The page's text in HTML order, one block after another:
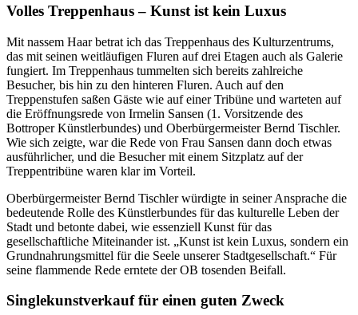
Volles Treppenhaus – Kunst ist kein Luxus
Mit nassem Haar betrat ich das Treppenhaus des Kulturzentrums,
das mit seinen weitläufigen Fluren auf drei Etagen auch als Galerie
fungiert. Im Treppenhaus tummelten sich bereits zahlreiche
Besucher, bis hin zu den hinteren Fluren. Auch auf den
Treppenstufen saßen Gäste wie auf einer Tribüne und warteten auf
die Eröffnungsrede von Irmelin Sansen (1. Vorsitzende des
Bottroper Künstlerbundes) und Oberbürgermeister Bernd Tischler.
Wie sich zeigte, war die Rede von Frau Sansen dann doch etwas
ausführlicher, und die Besucher mit einem Sitzplatz auf der
Treppentribüne waren klar im Vorteil.
Oberbürgermeister Bernd Tischler würdigte in seiner Ansprache die
bedeutende Rolle des Künstlerbundes für das kulturelle Leben der
Stadt und betonte dabei, wie essenziell Kunst für das
gesellschaftliche Miteinander ist. „Kunst ist kein Luxus, sondern ein
Grundnahrungsmittel für die Seele unserer Stadtgesellschaft.“ Für
seine flammende Rede erntete der OB tosenden Beifall.
Singlekunstverkauf für einen guten Zweck